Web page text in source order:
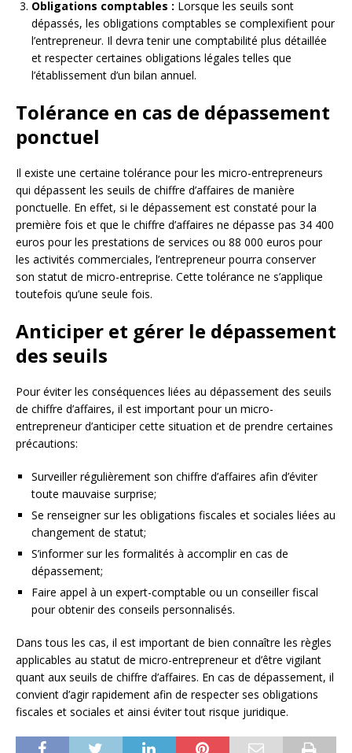
Obligations comptables : Lorsque les seuils sont
dépassés, les obligations comptables se complexifient pour
l’entrepreneur. Il devra tenir une comptabilité plus détaillée
et respecter certaines obligations légales telles que
l’établissement d’un bilan annuel.
Tolérance en cas de dépassement
ponctuel
Il existe une certaine tolérance pour les micro-entrepreneurs
qui dépassent les seuils de chiffre d’affaires de manière
ponctuelle. En effet, si le dépassement est constaté pour la
première fois et que le chiffre d’affaires ne dépasse pas 34 400
euros pour les prestations de services ou 88 000 euros pour
les activités commerciales, l’entrepreneur pourra conserver
son statut de micro-entreprise. Cette tolérance ne s’applique
toutefois qu’une seule fois.
Anticiper et gérer le dépassement
des seuils
Pour éviter les conséquences liées au dépassement des seuils
de chiffre d’affaires, il est important pour un micro-
entrepreneur d’anticiper cette situation et de prendre certaines
précautions:
Surveiller régulièrement son chiffre d’affaires afin d’éviter
toute mauvaise surprise;
Se renseigner sur les obligations fiscales et sociales liées au
changement de statut;
S’informer sur les formalités à accomplir en cas de
dépassement;
Faire appel à un expert-comptable ou un conseiller fiscal
pour obtenir des conseils personnalisés.
Dans tous les cas, il est important de bien connaître les règles
applicables au statut de micro-entrepreneur et d’être vigilant
quant aux seuils de chiffre d’affaires. En cas de dépassement, il
convient d’agir rapidement afin de respecter ses obligations
fiscales et sociales et ainsi éviter tout risque juridique.